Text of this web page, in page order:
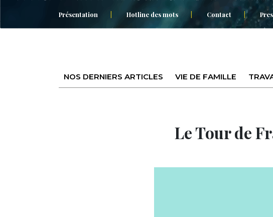
Présentation Hotline des mots Contact
NOS DERNIERS ARTICLES VIE DE FAMILLE
Le Tour de